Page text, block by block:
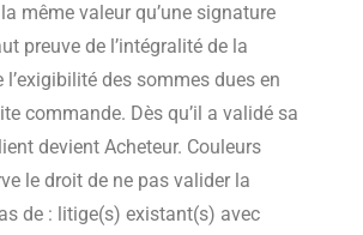
même valeur qu’une signature
preuve de l’intégralité de la
des sommes dues en
commande. Dès qu’il a validé sa
devient Acheteur. Couleurs
le droit de ne pas valider la
de : litige(s) existant(s) avec